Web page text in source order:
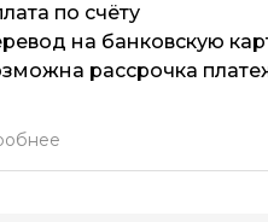
по счёту
на банковскую
рассрочка